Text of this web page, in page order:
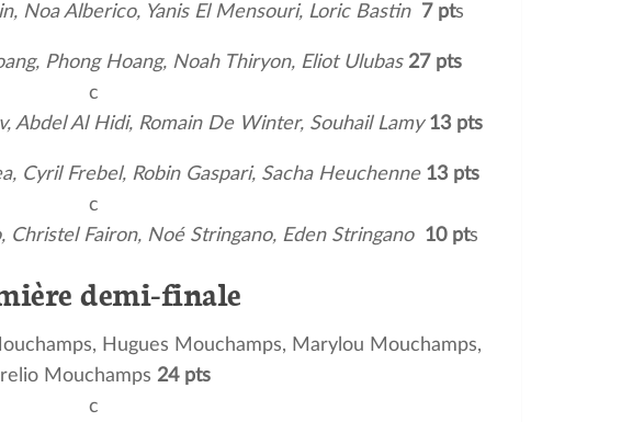
Noa Alberico, Yanis El Mensouri, Loric Bastin 7 pts
Phong Hoang, Noah Thiryon, Eliot Ulubas27 pts
c
Abdel Al Hidi, Romain De Winter, Souhail Lamy 13 pts
Cyril Frebel, Robin Gaspari, Sacha Heuchenne 13 pts
c
Christel Fairon, Noé Stringano, Eden Stringano 10 pts
demi-finale
Hugues Mouchamps, Marylou Mouchamps,
Mouchamps 24 pts
c